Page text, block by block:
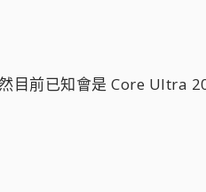
目前已知會是 Core Ultra